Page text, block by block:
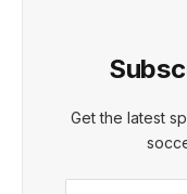
Get the latest